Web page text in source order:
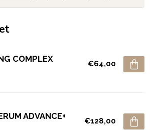
COMPLEX €64,00
ADVANCE+ €128,00